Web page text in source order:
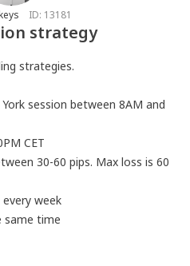
ID: 13181
strategy
strategies.
session between 8AM and
CET
30-60 pips. Max loss is 60
week
same time